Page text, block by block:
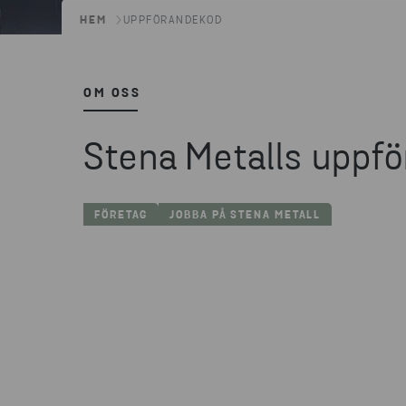
HEM UPPFÖRANDEKOD
OM OSS
Stena Metalls
FÖRETAG JOBBA PÅ STENA METALL